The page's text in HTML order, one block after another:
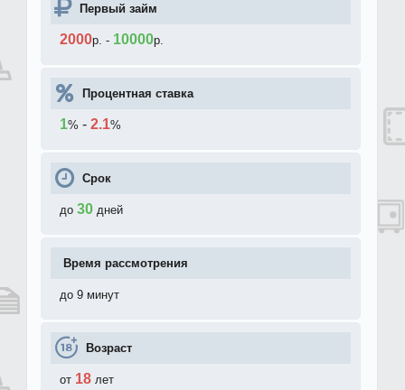
Первый займ
2000р. - 10000р.
Процентная ставка
1% - 2.1%
Срок
до 30 дней
Время рассмотрения
до 9 минут
Возраст
от 18 лет